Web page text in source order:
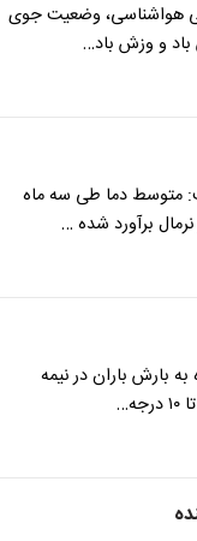
هواشناسی، وضعیت جوی
باد و وزش باد…
متوسط دما طی سه ماه
بارش باران در نیمه